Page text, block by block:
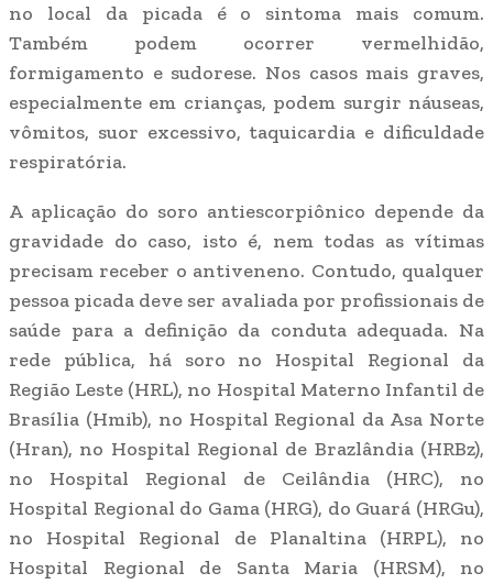
no local da picada é o sintoma mais comum.
Também podem ocorrer vermelhidão,
formigamento e sudorese. Nos casos mais graves,
especialmente em crianças, podem surgir náuseas,
vômitos, suor excessivo, taquicardia e dificuldade
respiratória.
A aplicação do soro antiescorpiônico depende da
gravidade do caso, isto é, nem todas as vítimas
precisam receber o antiveneno. Contudo, qualquer
pessoa picada deve ser avaliada por profissionais de
saúde para a definição da conduta adequada. Na
rede pública, há soro no Hospital Regional da
Região Leste (HRL), no Hospital Materno Infantil de
Brasília (Hmib), no Hospital Regional da Asa Norte
(Hran), no Hospital Regional de Brazlândia (HRBz),
no Hospital Regional de Ceilândia (HRC), no
Hospital Regional do Gama (HRG), do Guará (HRGu),
no Hospital Regional de Planaltina (HRPL), no
Hospital Regional de Santa Maria (HRSM), no